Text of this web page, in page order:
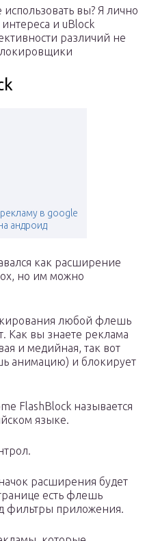
вы? Я лично
и uBlock
различий не
в google
андроид
как расширение
но им можно
любой флешь
Как вы знаете реклама
и медийная, так вот
анимацию) и блокирует
FlashBlock называется
языке.
расширения будет
есть флешь
фильтры приложения.